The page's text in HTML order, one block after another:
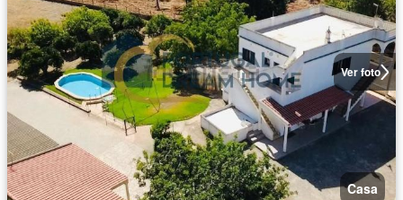
Ver foto
Casa